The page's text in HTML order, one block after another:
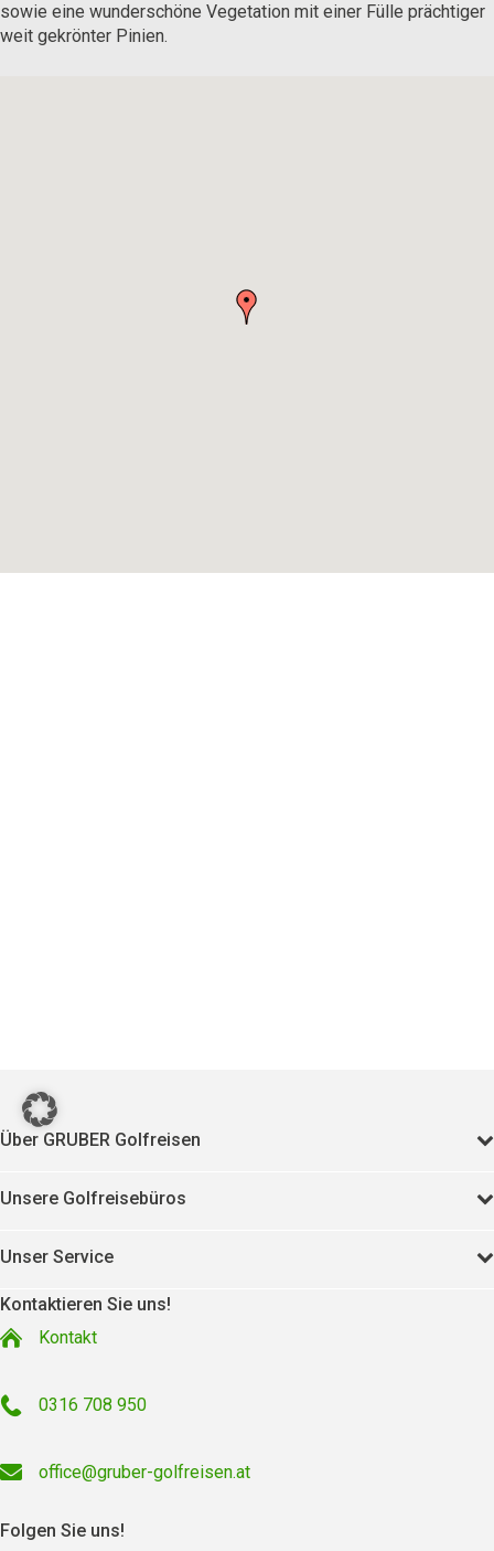
sowie eine wunderschöne Vegetation mit einer Fülle prächtiger
weit gekrönter Pinien.
Über GRUBER Golfreisen
Unsere Golfreisebüros
Unser Service
Kontaktieren Sie uns!
Kontakt
0316 708 950
office@gruber-golfreisen.at
Folgen Sie uns!